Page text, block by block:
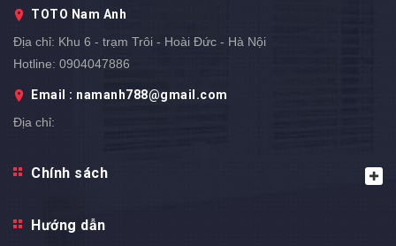
TOTO Nam Anh
Địa chỉ: Khu 6 - trạm Trôi - Hoài Đức - Hà Nội
Hotline: 0904047886
Email : namanh788@gmail.com
Địa chỉ: